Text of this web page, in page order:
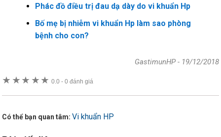
Phác đồ điều trị đau dạ dày do vi khuẩn Hp
Bố mẹ bị nhiễm vi khuẩn Hp làm sao phòng
bệnh cho con?
GastimunHP- 19/12/2018
★ ★ ★ ★ ★ 0.0 -0 đánh giá
Có thể bạn quan tâm:Vi khuẩn HP